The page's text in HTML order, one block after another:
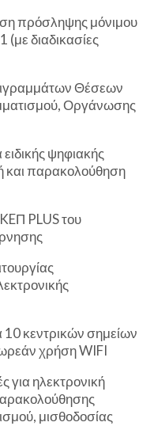
πρόσληψης μόνιμου
διαδικασίες
Θέσεων
Οργάνωσης
ψηφιακής
και παρακολούθηση
PLUS του
10 κεντρικών σημείων
χρήση WIFI
για ηλεκτρονική
μισθοδοσίας